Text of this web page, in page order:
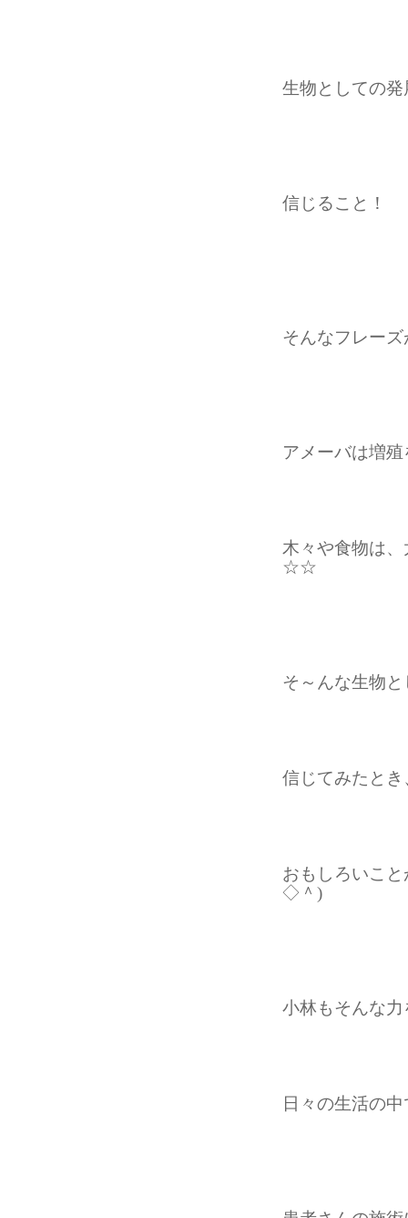
生物としての
信じること！
そんなフレー
アメーバは増
木々や食物は
☆☆
そ～んな生物
信じてみたとき
おもしろいこ
◇＾)
小林もそんな力
日々の生活の